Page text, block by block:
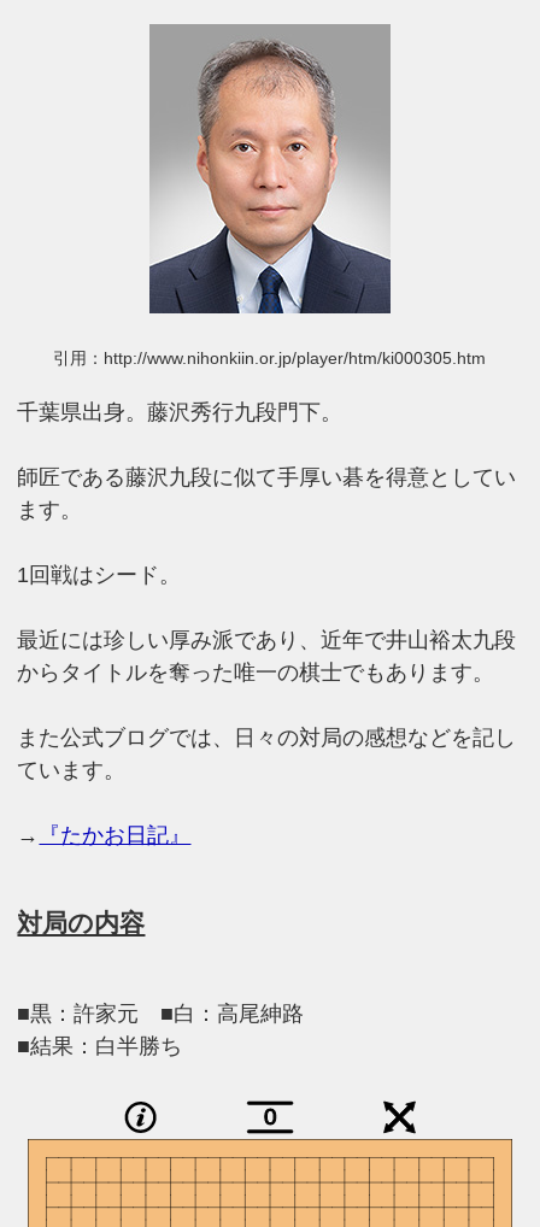
引用：http://www.nihonkiin.or.jp/player/htm/ki000305.htm
千葉県出身。藤沢秀行九段門下。
師匠である藤沢九段に似て手厚い碁を得意としてい
ます。
1回戦はシード。
最近には珍しい厚み派であり、近年で井山裕太九段
からタイトルを奪った唯一の棋士でもあります。
また公式ブログでは、日々の対局の感想などを記し
ています。
→ 『たかお日記』
対局の内容
■黒：許家元 ■白：高尾紳路
■結果：白半勝ち
0